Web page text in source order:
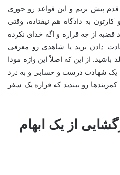
پیش بریم و این قواعد رو جوری
به دادگاه هم نیفتاده، وقتی
قضیه از چه قراره و اگه خدای نکرده
دادن برید یا شاهدی رو معرفی
باشید. از این که اصلاً این واژه مودا
یک شهادت درست و حسابی و به درد
رو ببندید که قراره یک سفر
از یک ابهام